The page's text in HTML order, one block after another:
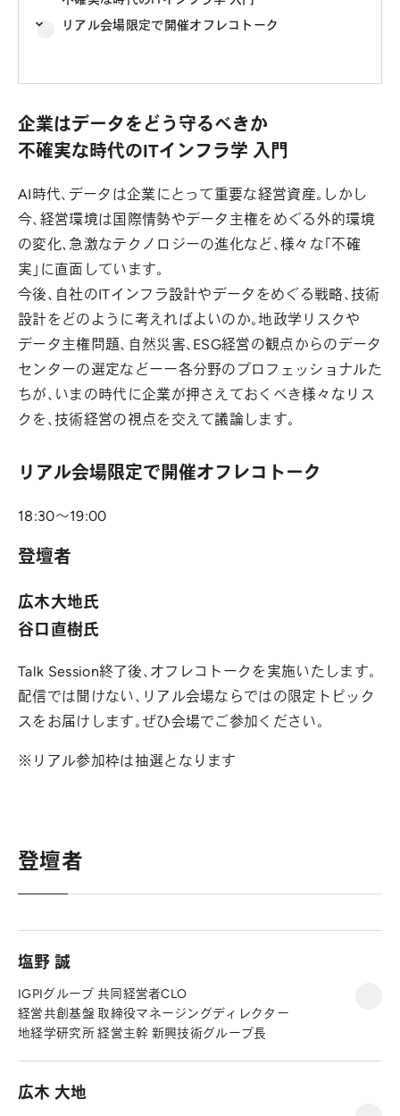
リアル会場限定で開催オフレコトーク
企業はデータをどう守るべきか
不確実な時代のITインフラ学 入門
AI時代、データは企業にとって重要な経営資産。しかし
今、経営環境は国際情勢やデータ主権をめぐる外的環境
の変化、急激なテクノロジーの進化など、様々な「不確
実」に直面しています。
今後、自社のITインフラ設計やデータをめぐる戦略、技術
設計をどのように考えればよいのか。地政学リスクや
データ主権問題、自然災害、ESG経営の観点からのデータ
センターの選定などーー各分野のプロフェッショナルた
ちが、いまの時代に企業が押さえておくべき様々なリス
クを、技術経営の視点を交えて議論します。
リアル会場限定で開催オフレコトーク
18:30〜19:00
登壇者
広木大地氏
谷口直樹氏
Talk Session終了後、オフレコトークを実施いたします。
配信では聞けない、リアル会場ならではの限定トピック
スをお届けします。ぜひ会場でご参加ください。
※リアル参加枠は抽選となります
登壇者
塩野 誠
IGPIグループ 共同経営者CLO
経営共創基盤 取締役マネージングディレクター
地経学研究所 経営主幹 新興技術グループ長
広木 大地